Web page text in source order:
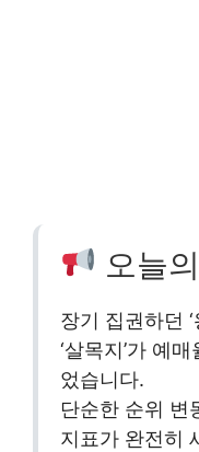
오늘
장기 집권하던
‘살목지’가 예
었습니다.
단순한 순위 변
지표가 완전히